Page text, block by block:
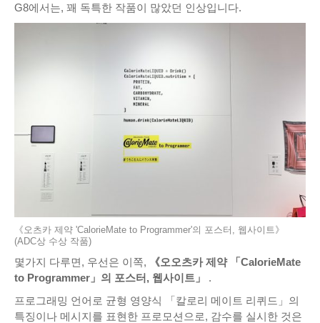
G8에서는, 꽤 독특한 작품이 많았던 인상입니다.
《오츠카 제약 'CalorieMate to Programmer'의 포스터, 웹사이트》
(ADC상 수상 작품)
몇가지 다루면, 우선은 이쪽,
《오오츠카 제약 「CalorieMate
to Programmer」의 포스터, 웹사이트」
.
프로그래밍 언어로 균형 영양식 「칼로리 메이트 리퀴드」의
특징이나 메시지를 표현한 프로모션으로, 감수를 실시한 것은